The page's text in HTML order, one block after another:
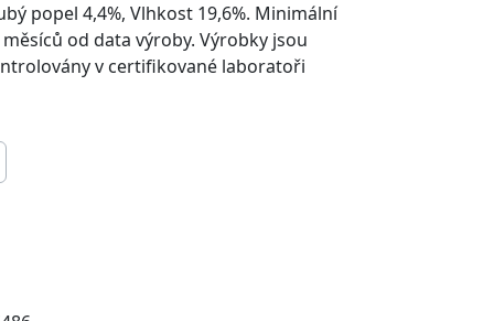
popel 4,4%, Vlhkost 19,6%. Minimální
od data výroby. Výrobky jsou
v certifikované laboratoři